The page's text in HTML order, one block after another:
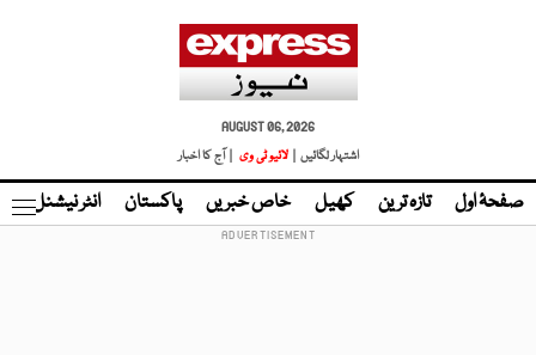
AUGUST 06, 2026
اشتہار لگائیں |
لائیو ٹی وی | آج کا اخبار
صفحۂ اول تازہ ترین کھیل خاص خبریں پاکستان انٹر نیشنل